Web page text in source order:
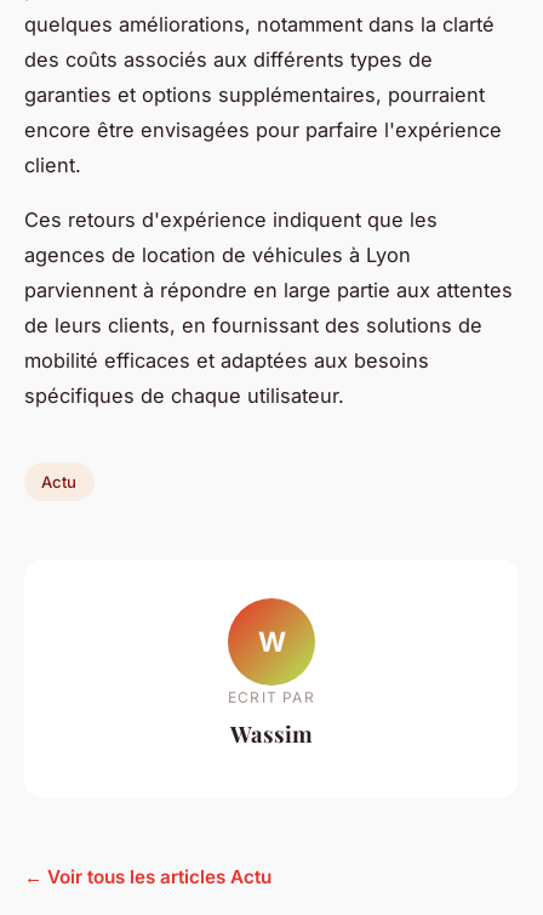
quelques améliorations, notamment dans la clarté
des coûts associés aux différents types de
garanties et options supplémentaires, pourraient
encore être envisagées pour parfaire l'expérience
client.
Ces retours d'expérience indiquent que les
agences de location de véhicules à Lyon
parviennent à répondre en large partie aux attentes
de leurs clients, en fournissant des solutions de
mobilité efficaces et adaptées aux besoins
spécifiques de chaque utilisateur.
Actu
W
ECRIT PAR
Wassim
← Voir tous les articles Actu